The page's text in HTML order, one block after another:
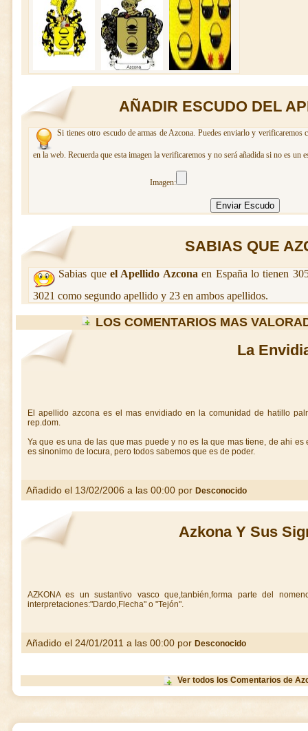
AÑADIR ESCUDO DEL
Si tienes otro escudo de armas de Azcona. Puedes enviarlo y
en la web. Recuerda que esta imagen la verificaremos y no será añadida si no es un
Imagen:
SABIAS QUE
Sabias queel Apellido Azcona en España lo tienen
3021 como segundo apellido y 23 en ambos apellidos.
LOS COMENTARIOS MAS
La
El apellido azcona es el mas envidiado en la comunidad de hatillo
rep.dom.
Ya que es una de las que mas puede y no es la que mas tiene, de ahi
es sinonimo de locura, pero todos sabemos que es de poder.
Añadido el 13/02/2006 a las 00:00 por Desconocido
Azkona Y Sus
AZKONA es un sustantivo vasco que,tanbién,forma parte del
interpretaciones:"Dardo,Flecha" o "Tejón".
Añadido el 24/01/2011 a las 00:00 por Desconocido
Ver todos los Comentarios de